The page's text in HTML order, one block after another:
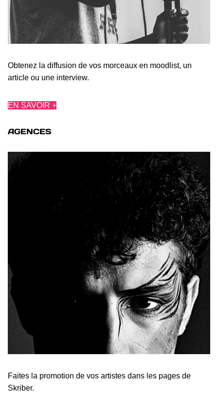
Obtenez la diffusion de vos morceaux en moodlist, un
article ou une interview.
EN SAVOIR +
AGENCES
Faites la promotion de vos artistes dans les pages de
Skriber.